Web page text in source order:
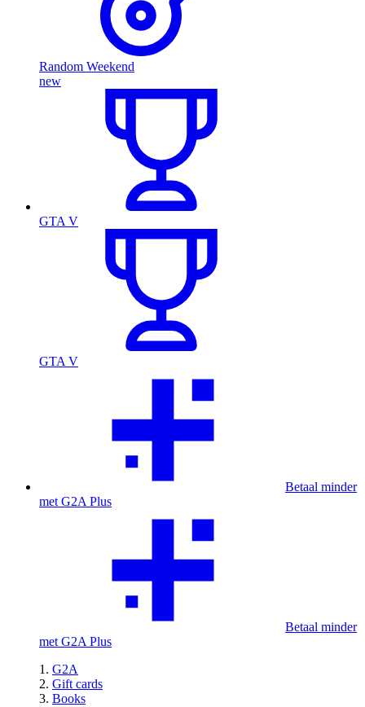
Random Weekend
new
GTA V
GTA V
Betaal minder
met G2A Plus
Betaal minder
met G2A Plus
G2A
Gift cards
Books